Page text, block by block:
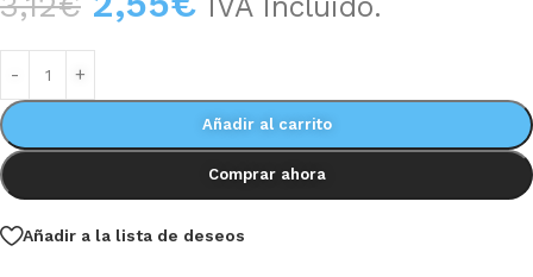
Añadir al carrito
Comprar ahora
Añadir a la lista de deseos